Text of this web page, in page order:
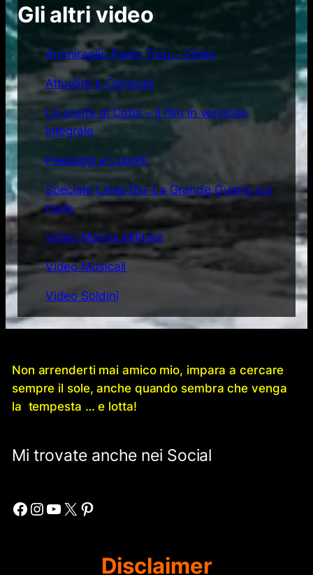
Gli altri video
Ammiraglio Paolo Treu – Video
Attualità e Curiosità
La scelta di Catia – Il film in versione
integrale
Paesaggi e Luoghi
Speciale Linea Blu-La Grande Guerra sul
mare
Video Marina Militare
Video Musicali
Video Soldini
Non arrenderti mai amico mio, impara a cercare
sempre il sole, anche quando sembra che venga
la tempesta … e lotta!
Mi trovate anche nei Social
Facebook Instagram YouTube X Pinterest
Disclaimer